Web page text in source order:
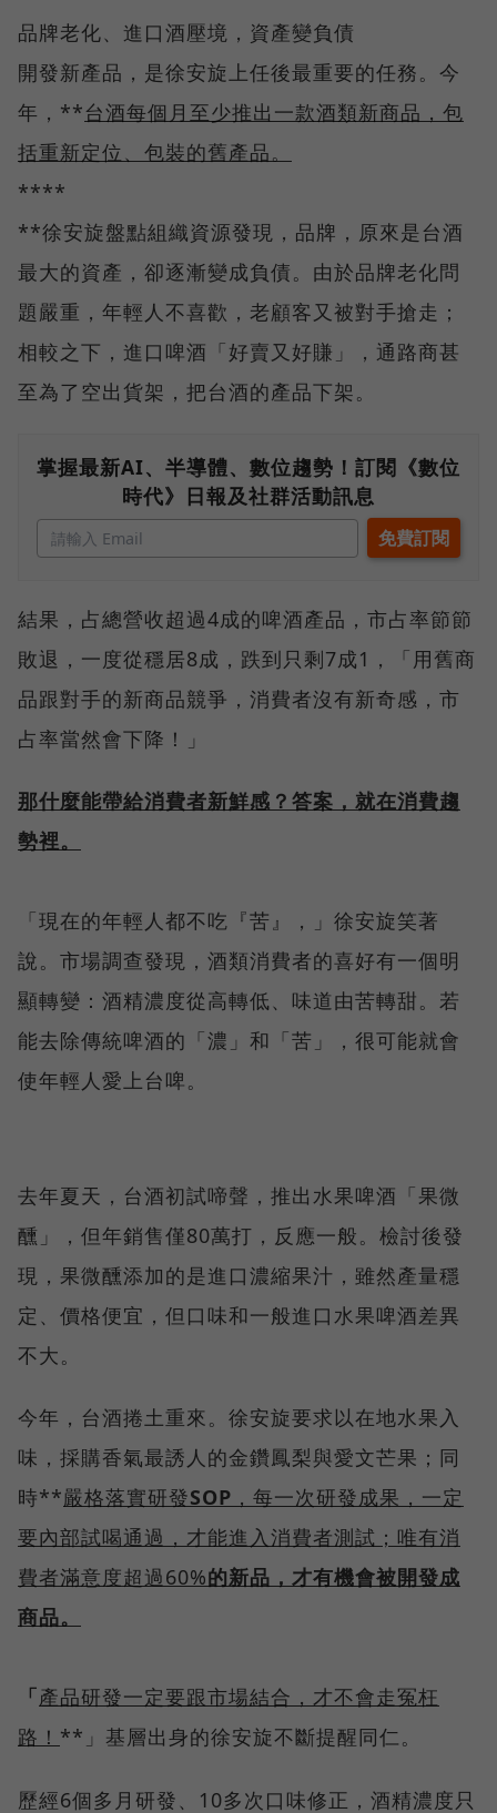
品牌老化、進口酒壓境，資產變負債
開發新產品，是徐安旋上任後最重要的任務。今
年，**台酒每個月至少推出一款酒類新商品，包
括重新定位、包裝的舊產品。
****
**徐安旋盤點組織資源發現，品牌，原來是台酒
最大的資產，卻逐漸變成負債。由於品牌老化問
題嚴重，年輕人不喜歡，老顧客又被對手搶走；
相較之下，進口啤酒「好賣又好賺」，通路商甚
至為了空出貨架，把台酒的產品下架。
掌握最新AI、半導體、數位趨勢！訂閱《數位
時代》日報及社群活動訊息
結果，占總營收超過4成的啤酒產品，市占率節節
敗退，一度從穩居8成，跌到只剩7成1，「用舊商
品跟對手的新商品競爭，消費者沒有新奇感，市
占率當然會下降！」
那什麼能帶給消費者新鮮感？答案，就在消費趨
勢裡。
「現在的年輕人都不吃『苦』，」徐安旋笑著
說。市場調查發現，酒類消費者的喜好有一個明
顯轉變：酒精濃度從高轉低、味道由苦轉甜。若
能去除傳統啤酒的「濃」和「苦」，很可能就會
使年輕人愛上台啤。
去年夏天，台酒初試啼聲，推出水果啤酒「果微
醺」，但年銷售僅80萬打，反應一般。檢討後發
現，果微醺添加的是進口濃縮果汁，雖然產量穩
定、價格便宜，但口味和一般進口水果啤酒差異
不大。
今年，台酒捲土重來。徐安旋要求以在地水果入
味，採購香氣最誘人的金鑽鳳梨與愛文芒果；同
時**嚴格落實研發SOP ，每一次研發成果，一定
要內部試喝通過，才能進入消費者測試；唯有消
費者滿意度超過60%的新品，才有機會被開發成
商品。
「產品研發一定要跟市場結合，才不會走冤枉
路！ **」基層出身的徐安旋不斷提醒同仁。
歷經6個多月研發、10多次口味修正，酒精濃度只